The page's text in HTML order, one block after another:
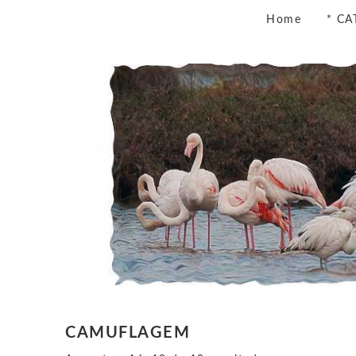
Home *
CAMUFLAGEM